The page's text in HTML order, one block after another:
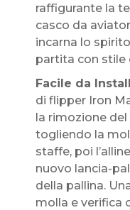
raffigurante la
casco da
incarna lo
partita con stile
Facile da
di flipper Iron
la rimozione
togliendo la
staffe, poi
nuovo lancia-
della pallina.
molla e verifica